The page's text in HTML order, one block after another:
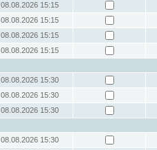
08.08.2026 15:15
08.08.2026 15:15
08.08.2026 15:15
08.08.2026 15:15
08.08.2026 15:30
08.08.2026 15:30
08.08.2026 15:30
08.08.2026 15:30